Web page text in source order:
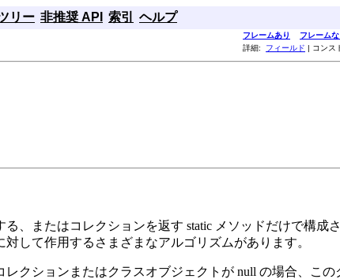
リー 非推奨 API 索引 ヘルプ
フレームあり フレームな
詳細: フィールド | コンス
、またはコレクションを返す static メソッドだけで構
して作用するさまざまなアルゴリズムがあります。
クションまたはクラスオブジェクトが null の場合、この